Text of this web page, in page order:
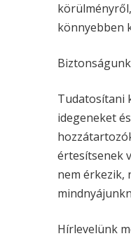
könnyebben
Tudatosítani
idegeneket
értesítsenek
nem érkezik,
Hírlevelünk